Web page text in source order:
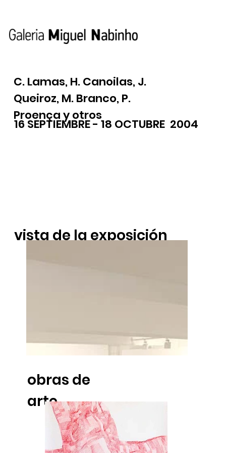
C. Lamas, H. Canoilas, J.
Queiroz, M. Branco, P.
Proença y otros
16 SEPTIEMBRE - 18 OCTUBRE 2004
vista de la exposición
obras de
arte